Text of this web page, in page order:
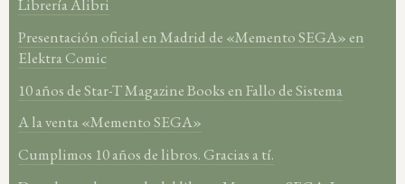
Librería Alibri
Presentación oficial en Madrid de «Memento SEGA» en
Elektra Comic
10 años de Star-T Magazine Books en Fallo de Sistema
A la venta «Memento SEGA»
Cumplimos 10 años de libros. Gracias a tí.